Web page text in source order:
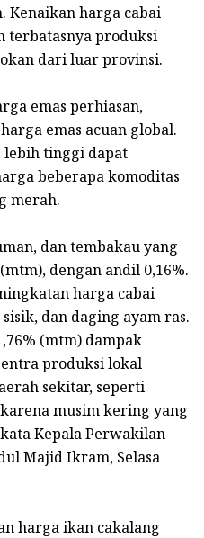
Kenaikan harga cabai
terbatasnya produksi
dari luar provinsi.
emas perhiasan,
emas acuan global.
lebih tinggi dapat
beberapa komoditas
merah.
dan tembakau yang
dengan andil 0,16%.
harga cabai
dan daging ayam ras.
(mtm) dampak
produksi lokal
sekitar, seperti
musim kering yang
Kepala Perwakilan
Majid Ikram, Selasa
harga ikan cakalang